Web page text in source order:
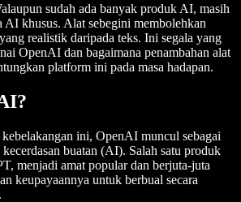
sudah ada banyak produk AI, masih
AI khusus. Alat sebegini membolehkan
realistik daripada teks. Ini segala yang
OpenAI dan bagaimana penambahan alat
platform ini pada masa hadapan.
ini, OpenAI muncul sebagai
buatan (AI). Salah satu produk
menjadi amat popular dan berjuta-juta
keupayaannya untuk berbual secara